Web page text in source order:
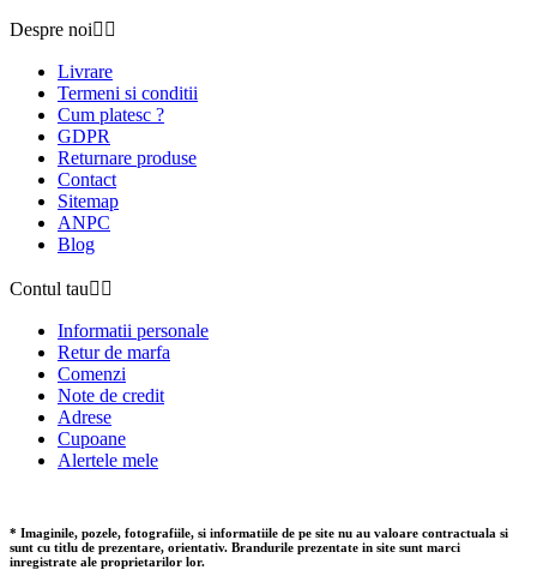
Despre noi 
Livrare
Termeni si conditii
Cum platesc ?
GDPR
Returnare produse
Contact
Sitemap
ANPC
Blog
Contul tau 
Informatii personale
Retur de marfa
Comenzi
Note de credit
Adrese
Cupoane
Alertele mele
* Imaginile, pozele, fotografiile, si informatiile de pe site nu au valoare contractuala si
sunt cu titlu de prezentare, orientativ. Brandurile prezentate in site sunt marci
inregistrate ale proprietarilor lor.